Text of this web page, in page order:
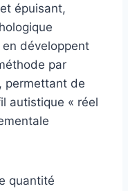
épuisant,
développent
par
permettant de
autistique « réel
quantité